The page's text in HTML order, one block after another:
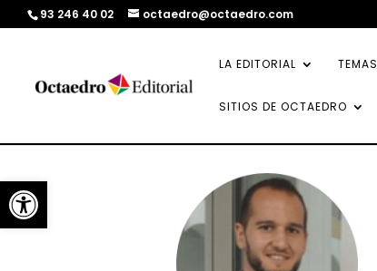
Abrir barra de herramientas
93 246 40 02 octaedro@octaedro.com
LA EDITORIAL TEMAS
SITIOS DE OCTAEDRO